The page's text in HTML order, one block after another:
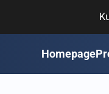
Homepage